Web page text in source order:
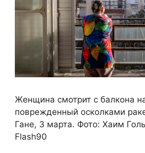
Женщина смотрит с балкона
поврежденный осколками
Гане, 3 марта. Фото: Хаим
Flash90